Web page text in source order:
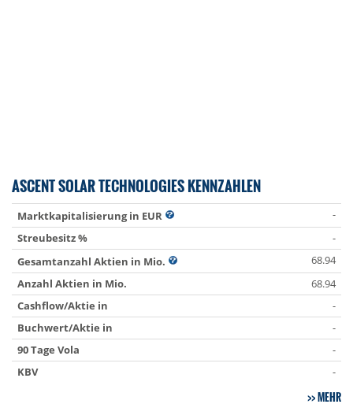
ASCENT SOLAR TECHNOLOGIES KENNZAHLEN
Marktkapitalisierung in EUR
-
Streubesitz %
-
Gesamtanzahl Aktien in Mio.
68.94
Anzahl Aktien in Mio.
68.94
Cashflow/Aktie in
-
Buchwert/Aktie in
-
90 Tage Vola
-
KBV
-
MEHR